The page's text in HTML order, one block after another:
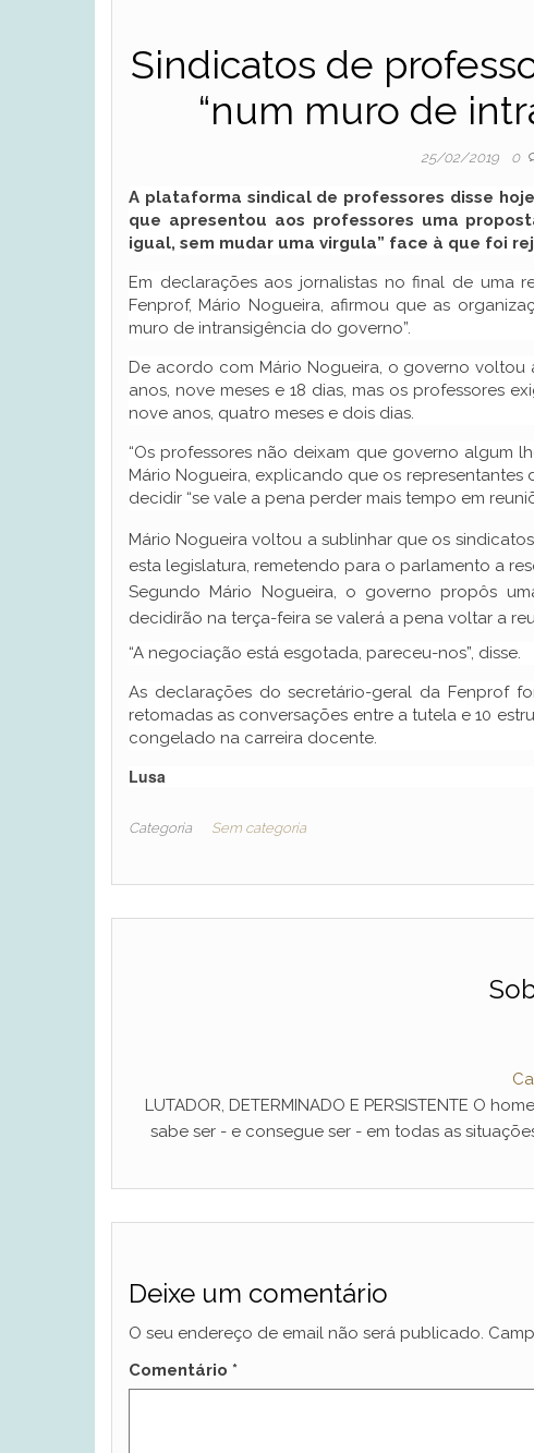
Sindicatos de
“num muro de
25/02/2019 0
A plataforma sindical de professores disse
que apresentou aos professores uma
igual, sem mudar uma virgula” face à que foi
Em declarações aos jornalistas no final de uma
Fenprof, Mário Nogueira, afirmou que as
muro de intransigência do governo”.
De acordo com Mário Nogueira, o governo
anos, nove meses e 18 dias, mas os professores
nove anos, quatro meses e dois dias.
“Os professores não deixam que governo algum
Mário Nogueira, explicando que os representantes
decidir “se vale a pena perder mais tempo em
Mário Nogueira voltou a sublinhar que os
esta legislatura, remetendo para o parlamento a
Segundo Mário Nogueira, o governo propôs
decidirão na terça-feira se valerá a pena voltar a
“A negociação está esgotada, pareceu-nos”, disse.
As declarações do secretário-geral da Fenprof
retomadas as conversações entre a tutela e 10
congelado na carreira docente.
Lusa
Categoria Sem categoria
LUTADOR, DETERMINADO E PERSISTENTE O
sabe ser - e consegue ser - em todas as
Deixe um comentário
O seu endereço de email não será publicado.
Comentário *